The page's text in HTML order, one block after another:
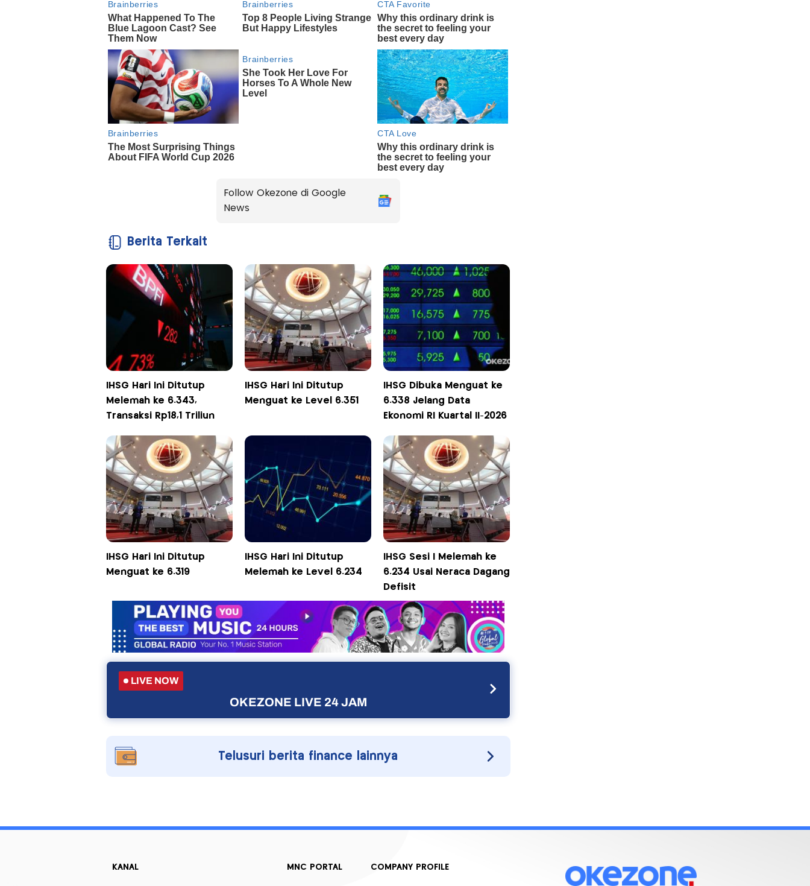
Follow Okezone di Google
News
Berita Terkait
IHSG Hari Ini Ditutup
Melemah ke 6.343,
Transaksi Rp18,1 Triliun
IHSG Hari Ini Ditutup
Menguat ke Level 6.351
IHSG Dibuka Menguat ke
6.338 Jelang Data
Ekonomi RI Kuartal II-2026
IHSG Hari Ini Ditutup
Menguat ke 6.319
IHSG Hari Ini Ditutup
Melemah ke Level 6.234
IHSG Sesi I Melemah ke
6.234 Usai Neraca Dagang
Defisit
LIVE NOW
OKEZONE LIVE 24 JAM
Telusuri berita finance lainnya
KANAL MNC PORTAL COMPANY PROFILE